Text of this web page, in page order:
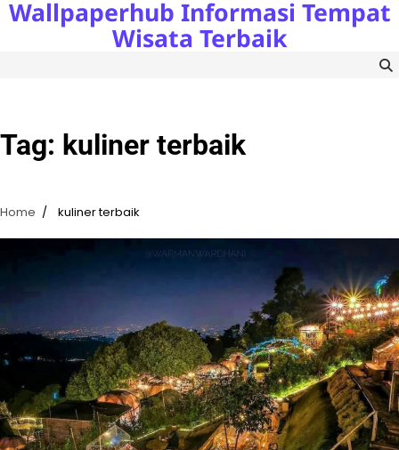
Skip
Wallpaperhub Informasi Tempat
Wisata Terbaik
Tag: kuliner terbaik
Home kuliner terbaik